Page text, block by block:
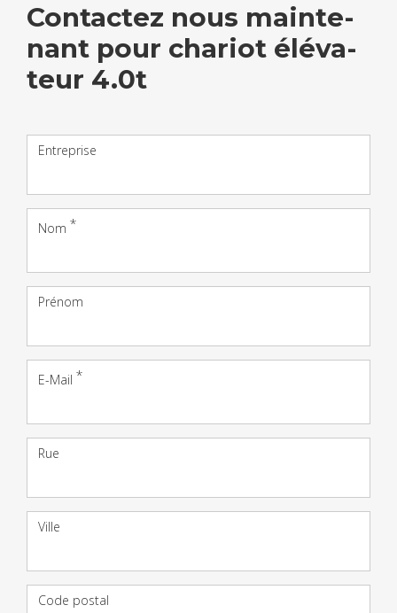
Contac­tez nous main­te­
nant pour cha­riot élé­va­
teur 4.0t
Entreprise
Nom
Prénom
E-Mail
Adresse
Rue
Ville
Code postal